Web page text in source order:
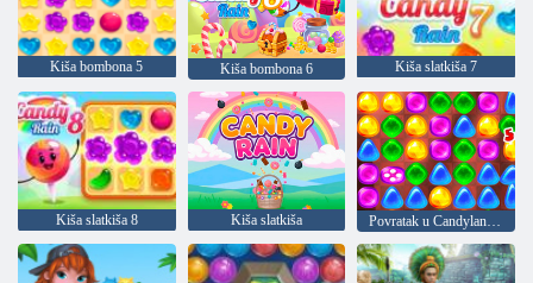
Kiša bombona 5 Kiša bombona 6 Kiša slatkiša 7
Kiša slatkiša 8 Kiša slatkiša Povratak u Candyland 2